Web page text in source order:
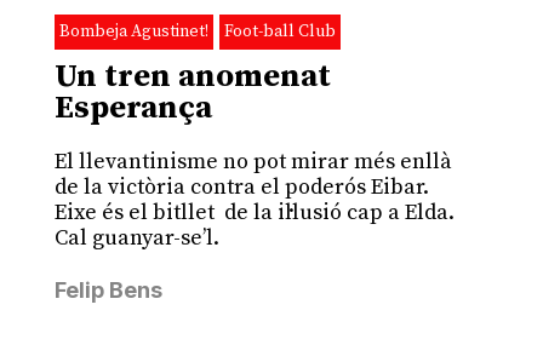
Bombeja Agustinet! Foot-ball Club
Un tren anomenat
Esperança
El llevantinisme no pot mirar més enllà
de la victòria contra el poderós Eibar.
Eixe és el bitllet de la il·lusió cap a Elda.
Cal guanyar-se’l.
Felip Bens